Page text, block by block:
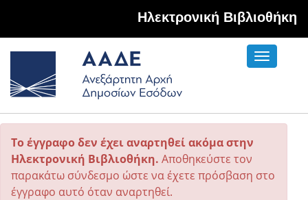
Hλεκτρονική Βιβλιοθήκη
Toggle
Το έγγραφο δεν έχει αναρτηθεί ακόμα στην
Ηλεκτρονική Βιβλιοθήκη. Αποθηκεύστε τον
παρακάτω σύνδεσμο ώστε να έχετε πρόσβαση στο
έγγραφο αυτό όταν αναρτηθεί.